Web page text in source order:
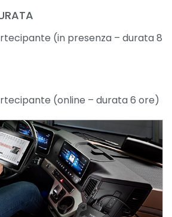
(in presenza – durata 8
(online – durata 6 ore)